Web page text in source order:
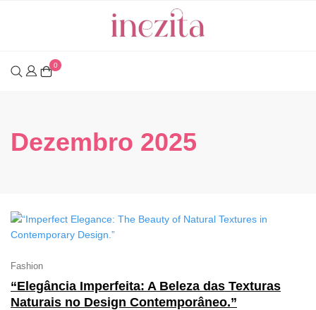
0
Dezembro 2025
Fashion
“Elegância Imperfeita: A Beleza das Texturas
Naturais no Design Contemporâneo.”